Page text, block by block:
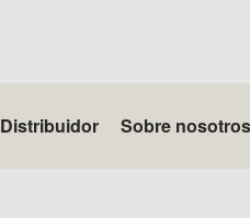
Distribuidor Sobre nosotros